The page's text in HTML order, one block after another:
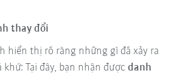
thay đổi
hiển thị rõ ràng những gì đã xảy ra
khứ: Tại đây, bạn nhận đượcdanh